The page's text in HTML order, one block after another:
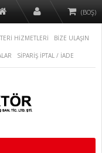
(BOŞ)
HİZMETLERİ BİZE ULAŞIN
SİPARİŞ İPTAL / İADE